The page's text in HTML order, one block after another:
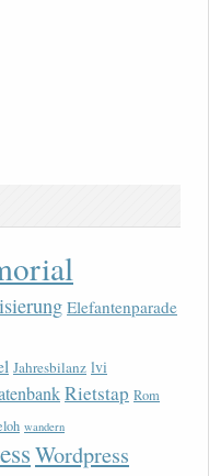
Elefantenparade
Jahresbilanz lvi
Rietstap Rom
wandern
Wordpress